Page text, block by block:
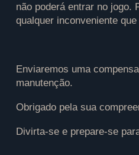
não poderá entrar no jogo.
qualquer inconveniente
Enviaremos uma
manutenção.
Obrigado pela sua
Divirta-se e prepare-se